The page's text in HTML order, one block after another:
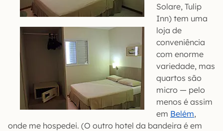
Solare, Tulip
Inn) tem uma
loja de
conveniência
com enorme
variedade, mas
quartos são
micro — pelo
menos é assim
em Belém,
onde me hospedei. (O outro hotel da bandeira é em